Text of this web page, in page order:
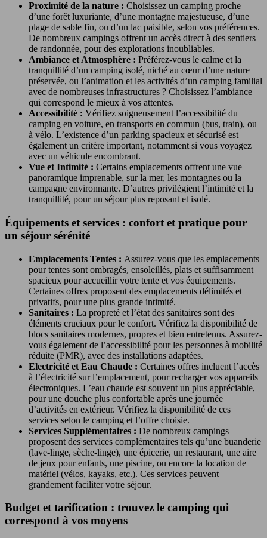
Proximité de la nature : Choisissez un camping proche
d’une forêt luxuriante, d’une montagne majestueuse, d’une
plage de sable fin, ou d’un lac paisible, selon vos préférences.
De nombreux campings offrent un accès direct à des sentiers
de randonnée, pour des explorations inoubliables.
Ambiance et Atmosphère : Préférez-vous le calme et la
tranquillité d’un camping isolé, niché au cœur d’une nature
préservée, ou l’animation et les activités d’un camping familial
avec de nombreuses infrastructures ? Choisissez l’ambiance
qui correspond le mieux à vos attentes.
Accessibilité : Vérifiez soigneusement l’accessibilité du
camping en voiture, en transports en commun (bus, train), ou
à vélo. L’existence d’un parking spacieux et sécurisé est
également un critère important, notamment si vous voyagez
avec un véhicule encombrant.
Vue et Intimité : Certains emplacements offrent une vue
panoramique imprenable, sur la mer, les montagnes ou la
campagne environnante. D’autres privilégient l’intimité et la
tranquillité, pour un séjour plus reposant et isolé.
Équipements et services : confort et pratique pour
un séjour sérénité
Emplacements Tentes : Assurez-vous que les emplacements
pour tentes sont ombragés, ensoleillés, plats et suffisamment
spacieux pour accueillir votre tente et vos équipements.
Certaines offres proposent des emplacements délimités et
privatifs, pour une plus grande intimité.
Sanitaires : La propreté et l’état des sanitaires sont des
éléments cruciaux pour le confort. Vérifiez la disponibilité de
blocs sanitaires modernes, propres et bien entretenus. Assurez-
vous également de l’accessibilité pour les personnes à mobilité
réduite (PMR), avec des installations adaptées.
Electricité et Eau Chaude : Certaines offres incluent l’accès
à l’électricité sur l’emplacement, pour recharger vos appareils
électroniques. L’eau chaude est souvent un plus appréciable,
pour une douche plus confortable après une journée
d’activités en extérieur. Vérifiez la disponibilité de ces
services selon le camping et l’offre choisie.
Services Supplémentaires : De nombreux campings
proposent des services complémentaires tels qu’une buanderie
(lave-linge, sèche-linge), une épicerie, un restaurant, une aire
de jeux pour enfants, une piscine, ou encore la location de
matériel (vélos, kayaks, etc.). Ces services peuvent
grandement faciliter votre séjour.
Budget et tarification : trouvez le camping qui
correspond à vos moyens